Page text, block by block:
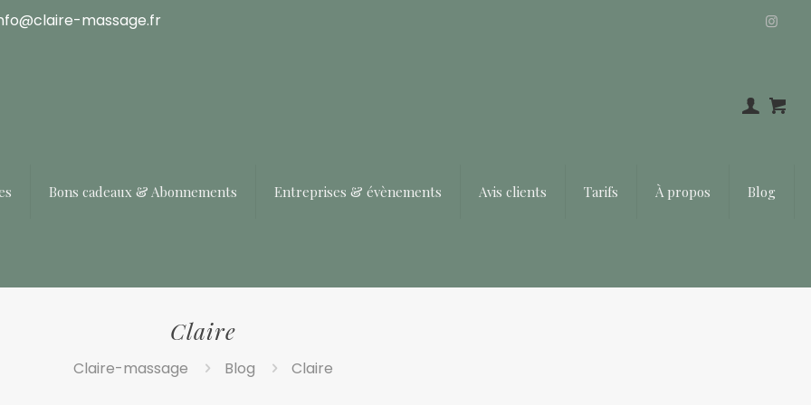
massage.fr
Bons cadeaux & Abonnements Entreprises & évènements Avis clients Tarifs À propos Blog
Claire
Claire-massage Blog Claire